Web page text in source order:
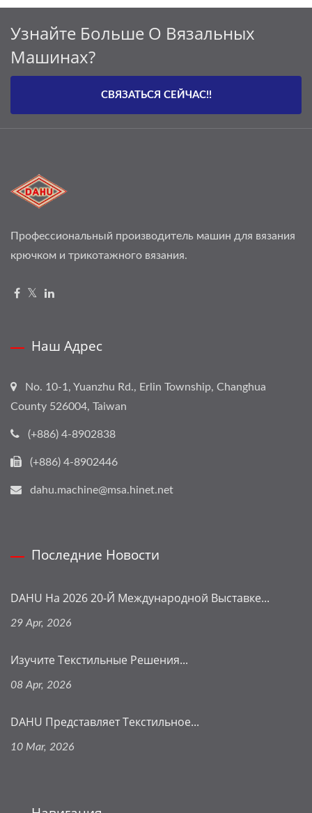
Узнайте Больше О Вязальных
Машинах?
СВЯЗАТЬСЯ СЕЙЧАС!!
Профессиональный производитель машин для вязания
крючком и трикотажного вязания.
Наш Адрес
No. 10-1, Yuanzhu Rd., Erlin Township, Changhua
County 526004, Taiwan
(+886) 4-8902838
(+886) 4-8902446
dahu.machine@msa.hinet.net
Последние Новости
DAHU На 2026 20-Й Международной Выставке...
29 Apr, 2026
Изучите Текстильные Решения...
08 Apr, 2026
DAHU Представляет Текстильное...
10 Mar, 2026